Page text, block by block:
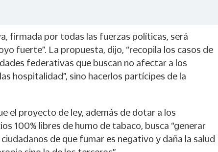
firmada por todas las fuerzas políticas, será
fuerte”. La propuesta, dijo, “recopila los casos de
federativas que buscan no afectar a los
hospitalidad”, sino hacerlos partícipes de la
el proyecto de ley, además de dotar a los
100% libres de humo de tabaco, busca “generar
de que fumar es negativo y daña la salud